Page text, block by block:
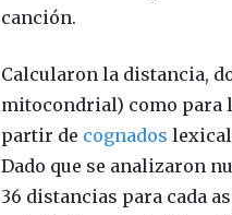
canción.
Calcularon la distancia,
mitocondrial) como para
partir de cognados
Dado que se analizaron
36 distancias para cada